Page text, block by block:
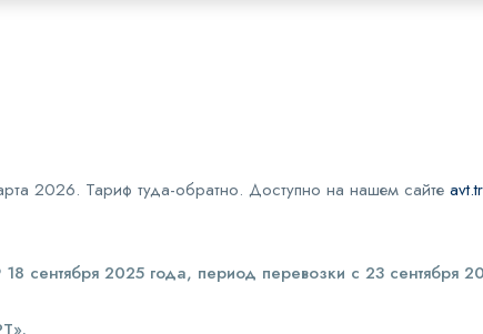
2026. Тариф туда-обратно. Доступно на нашем сайте
сентября 2025 года, период перевозки с 23 сентября